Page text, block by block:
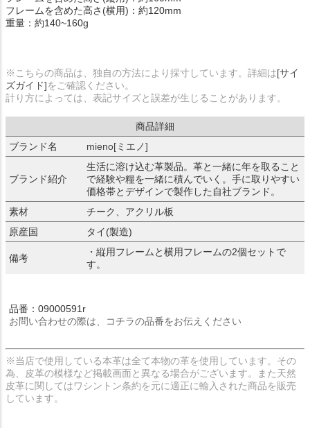
フレームを含めた高さ(横用)：約120mm
重量：約140~160g
※こちらの商品は、独自の方法により採寸しています。詳細は[サイ
ズガイド]をご確認ください。
計り方によっては、表記サイズと誤差が生じることがあります。
商品詳細
ブランド名
mieno[ミエノ]
ブランド紹介
生活に溶け込む革製品。革と一緒に年を取ること
で経験や糧を一緒に積んでいく。手に取りやすい
価格帯とデザインで製作した自社ブランド。
素材
チーク、アクリル板
原産国
タイ(製造)
備考
・縦用フレームと横用フレームの2個セットで
す。
品番：09000591r
お問い合わせの際は、コチラの品番をお伝えください
※当店で使用している本革は全て本物の革を使用しています。その
為、皮革の模様など掲載画面と異なる場合がございます。また天然
皮革に関してはワシントン条約を元に適正に輸入された商品を販売
しています。